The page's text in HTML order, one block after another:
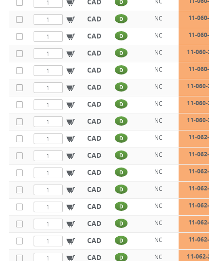
D
CAD D NC 11-060-
CAD D NC 11-060-
CAD D NC 11-060-23-
CAD D NC 11-060-
CAD D NC 11-060-26-
CAD D NC 11-060-28-
CAD D NC 11-060-31-
CAD D NC 11-062-
CAD D NC 11-062-
CAD D NC 11-062-
CAD D NC 11-062-
CAD D NC 11-062-
CAD D NC 11-062-
CAD D NC 11-062-
CAD D NC 11-062-23-